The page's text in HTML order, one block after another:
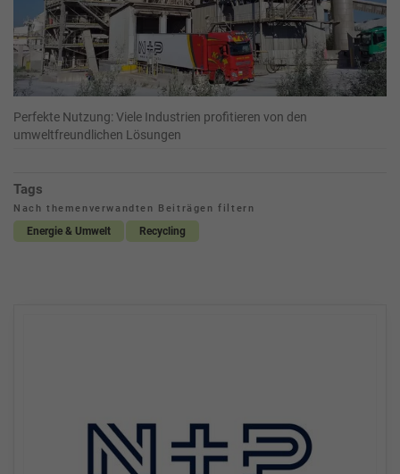
Perfekte Nutzung: Viele Industrien profitieren von den
umweltfreundlichen Lösungen
Tags
Nach themenverwandten Beiträgen filtern
Energie & Umwelt Recycling